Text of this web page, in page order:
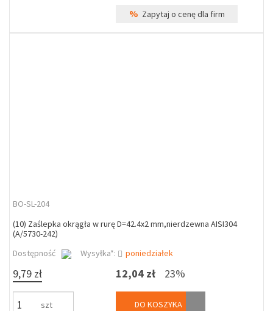
% Zapytaj o cenę dla firm
BO-SL-204
(10) Zaślepka okrągła w rurę D=42.4x2 mm,nierdzewna AISI304
(A/5730-242)
Dostępność
Wysyłka*: poniedziałek
9,79 zł
szt
12,04 zł 23%
DO KOSZYKA